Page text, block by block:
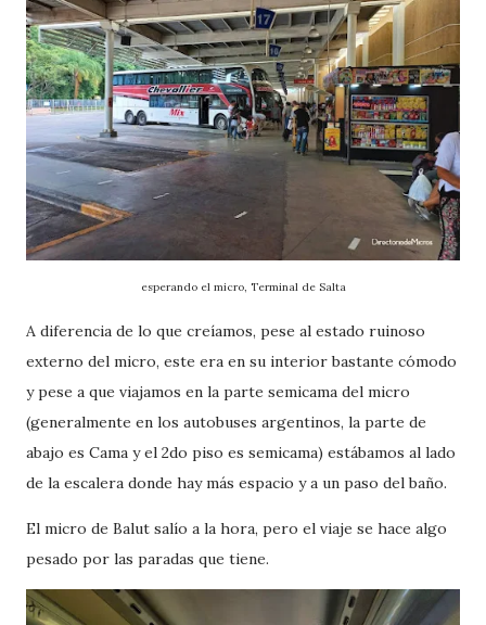
esperando el micro, Terminal de Salta
A diferencia de lo que creíamos, pese al estado ruinoso
externo del micro, este era en su interior bastante cómodo
y pese a que viajamos en la parte semicama del micro
(generalmente en los autobuses argentinos, la parte de
abajo es Cama y el 2do piso es semicama) estábamos al lado
de la escalera donde hay más espacio y a un paso del baño.
El micro de Balut salío a la hora, pero el viaje se hace algo
pesado por las paradas que tiene.